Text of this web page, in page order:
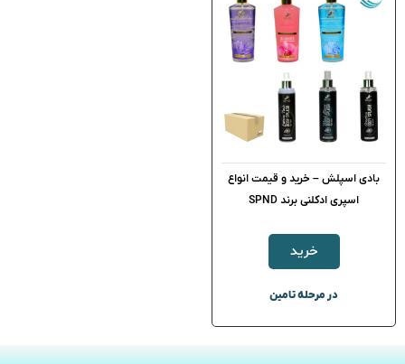
بادی اسپلش – خرید و قیمت انواع
اسپری ادکلنی برند SPND
خرید
در مرحله تامین